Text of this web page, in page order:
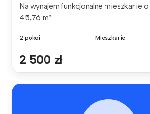
Na wynajem funkcjonalne mieszkanie
45,76 m²...
2 pokoi Mieszkanie
2 500 zł